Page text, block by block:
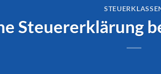
Steuererklärung